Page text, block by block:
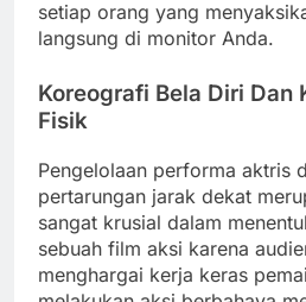
setiap orang yang
langsung di monitor Anda.
Koreografi Bela Diri Dan
Fisik
Pengelolaan performa aktris
pertarungan jarak dekat
sangat krusial dalam
sebuah film aksi karena
menghargai kerja keras